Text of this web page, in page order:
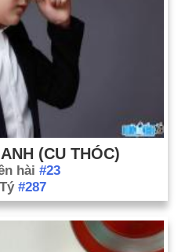
(CU THÓC)
hài #23
#287